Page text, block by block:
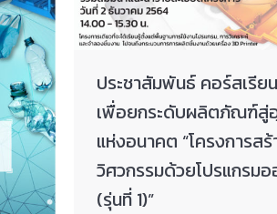
ประชาสัมพันธ์ คอร์สเรี
เพื่อยกระดับผลิตภัณฑ์สู่
แห่งอนาคต “โครงการส
วิศวกรรมด้วยโปรแกรม
(รุ่นที่ 1)”